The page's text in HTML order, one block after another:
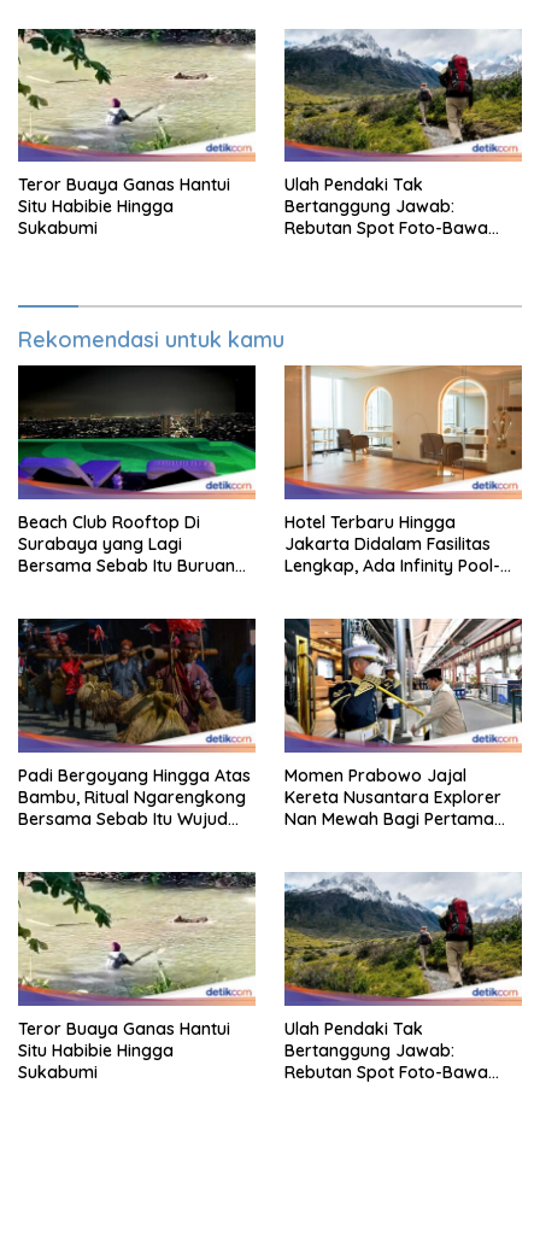
Teror Buaya Ganas Hantui
Situ Habibie Hingga
Sukabumi
Ulah Pendaki Tak
Bertanggung Jawab:
Rebutan Spot Foto-Bawa
Rekomendasi untuk kamu
Beach Club Rooftop Di
Surabaya yang Lagi
Bersama Sebab Itu Buruan
Hotel Terbaru Hingga
Jakarta Didalam Fasilitas
Lengkap, Ada Infinity Pool-
Padi Bergoyang Hingga Atas
Bambu, Ritual Ngarengkong
Bersama Sebab Itu Wujud
Momen Prabowo Jajal
Kereta Nusantara Explorer
Nan Mewah Bagi Pertama
Teror Buaya Ganas Hantui
Situ Habibie Hingga
Sukabumi
Ulah Pendaki Tak
Bertanggung Jawab:
Rebutan Spot Foto-Bawa